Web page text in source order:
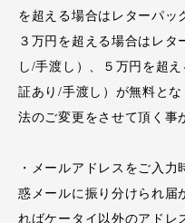
を超える場合はレターパッ
３万円を超える場合はレ
し/手渡し）、５万円を超
証あり/手渡し）が無料と
法のご変更をさせて頂く事
・メールアドレスをご入
惑メールに振り分けられ届
ればケータイ以外のアドレ